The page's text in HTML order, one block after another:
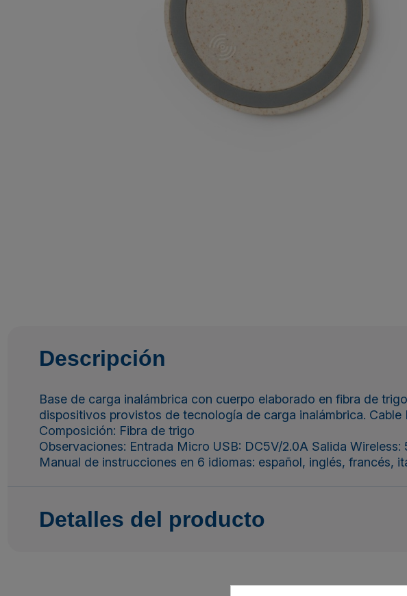
Descripción
Base de carga inalámbrica con cuerpo elaborado en fibra de
dispositivos provistos de tecnología de carga inalámbrica.
Composición: Fibra de trigo
Observaciones: Entrada Micro USB: DC5V/2.0A Salida
Manual de instrucciones en 6 idiomas: español, inglés, francés,
Detalles del producto